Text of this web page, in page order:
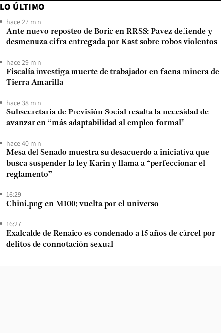
LO ÚLTIMO
hace 27 min
Ante nuevo reposteo de Boric en RRSS: Pavez defiende y
desmenuza cifra entregada por Kast sobre robos violentos
hace 29 min
Fiscalía investiga muerte de trabajador en faena minera de
Tierra Amarilla
hace 38 min
Subsecretaria de Previsión Social resalta la necesidad de
avanzar en “más adaptabilidad al empleo formal”
hace 40 min
Mesa del Senado muestra su desacuerdo a iniciativa que
busca suspender la ley Karin y llama a “perfeccionar el
reglamento”
16:29
Chini.png en M100: vuelta por el universo
16:27
Exalcalde de Renaico es condenado a 15 años de cárcel por
delitos de connotación sexual